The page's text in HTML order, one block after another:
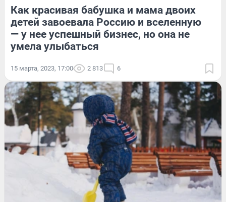
Как красивая бабушка и мама двоих
детей завоевала Россию и вселенную
— у нее успешный бизнес, но она не
умела улыбаться
15 марта, 2023, 17:00 2 813 6